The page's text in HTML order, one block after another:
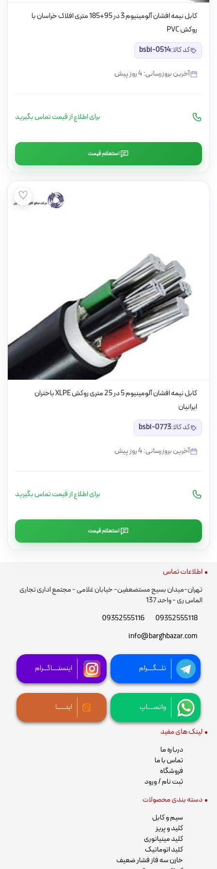
کابل نیمه افشان آلومینیوم 3 در 95+185 متری افلاک خراسان با
روکش PVC
کد کالا:bsbi-0514
آخرین بروزرسانی: 4 روز پیش
برای اطلاع از قیمت تماس بگیرید
استعلام قیمت
♡
کابل نیمه افشان آلومینیوم 5 در 25 متری روکش XLPE باختران
ایرانیان
کد کالا:bsbi-0773
آخرین بروزرسانی: 4 روز پیش
برای اطلاع از قیمت تماس بگیرید
استعلام قیمت
اطلاعات تماس
تهران-میدان بسیج مستضعفین- خیابان غلامی - مجتمع اداری تجاری
الماس ری - واحد 137
09352555118
09352555116
info@barghbazar.com
تلـــگــــرام اینستــــاگـــرام
واتســــاپ ایتــــــا
لینک های مفید
درباره ما
تماس با ما
فروشگاه
ثبت نام / ورود
دسته بندی محصولات
سیم و کابل
کلید و پریز
کلید مینیاتوری
کلید اتوماتیک
خازن سه فاز فشار ضعیف